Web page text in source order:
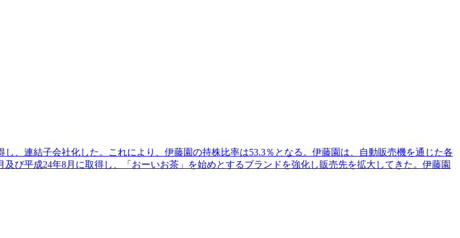
、連結子会社化した。これにより、伊藤園の持株比率は53.3％となる。伊藤園は、自動販売機を通じた各
び平成24年8月に取得し、「おーいお茶」を始めとするブランドを強化し販売先を拡大してきた。伊藤園